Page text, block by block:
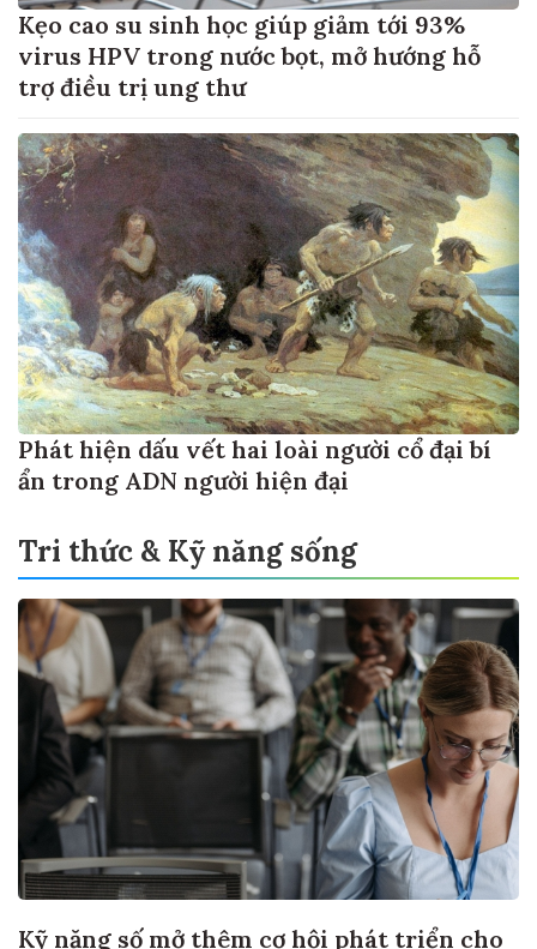
Kẹo cao su sinh học giúp giảm tới 93%
virus HPV trong nước bọt, mở hướng hỗ
trợ điều trị ung thư
Phát hiện dấu vết hai loài người cổ đại bí
ẩn trong ADN người hiện đại
Tri thức & Kỹ năng sống
Kỹ năng số mở thêm cơ hội phát triển cho